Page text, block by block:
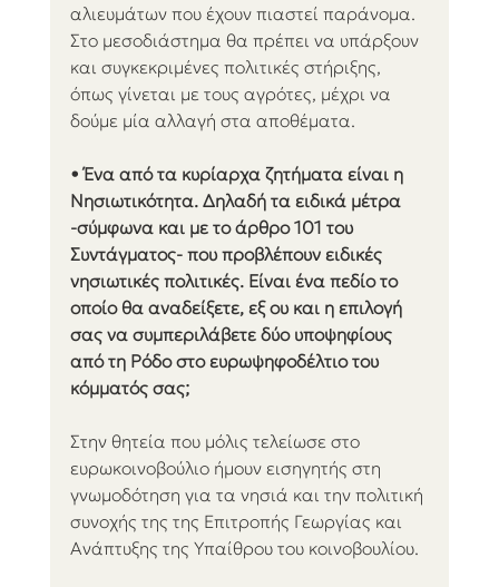
αλιευμάτων που έχουν πιαστεί παράνομα.
Στο μεσοδιάστημα θα πρέπει να υπάρξουν
και συγκεκριμένες πολιτικές στήριξης,
όπως γίνεται με τους αγρότες, μέχρι να
δούμε μία αλλαγή στα αποθέματα.
• Ένα από τα κυρίαρχα ζητήματα είναι η
Νησιωτικότητα. Δηλαδή τα ειδικά μέτρα
-σύμφωνα και με το άρθρο 101 του
Συντάγματος- που προβλέπουν ειδικές
νησιωτικές πολιτικές. Είναι ένα πεδίο το
οποίο θα αναδείξετε, εξ ου και η επιλογή
σας να συμπεριλάβετε δύο υποψηφίους
από τη Ρόδο στο ευρωψηφοδέλτιο του
κόμματός σας;
Στην θητεία που μόλις τελείωσε στο
ευρωκοινοβούλιο ήμουν εισηγητής στη
γνωμοδότηση για τα νησιά και την πολιτική
συνοχής της της Επιτροπής Γεωργίας και
Ανάπτυξης της Υπαίθρου του κοινοβουλίου.